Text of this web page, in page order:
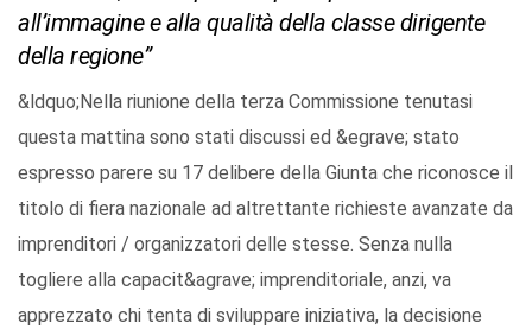
all’immagine e alla qualità della classe dirigente
della regione”
&ldquo;Nella riunione della terza Commissione tenutasi
questa mattina sono stati discussi ed &egrave; stato
espresso parere su 17 delibere della Giunta che riconosce il
titolo di fiera nazionale ad altrettante richieste avanzate da
imprenditori / organizzatori delle stesse. Senza nulla
togliere alla capacit&agrave; imprenditoriale, anzi, va
apprezzato chi tenta di sviluppare iniziativa, la decisione